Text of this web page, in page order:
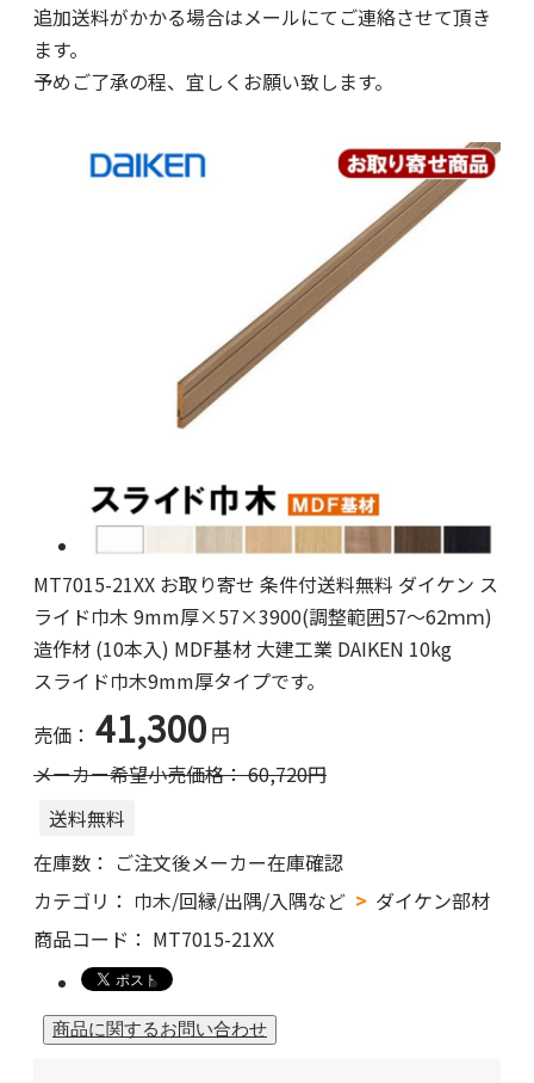
追加送料がかかる場合はメールにてご連絡させて頂き
ます。
予めご了承の程、宜しくお願い致します。
MT7015-21XX お取り寄せ 条件付送料無料 ダイケン ス
ライド巾木 9mm厚×57×3900(調整範囲57～62ｍｍ)
造作材 (10本入) MDF基材 大建工業 DAIKEN 10kg
スライド巾木9mm厚タイプです。
売価： 41,300 円
メーカー希望小売価格：60,720円
送料無料
在庫数： ご注文後メーカー在庫確認
カテゴリ： 巾木/回縁/出隅/入隅など
ダイケン部材
商品コード： MT7015-21XX